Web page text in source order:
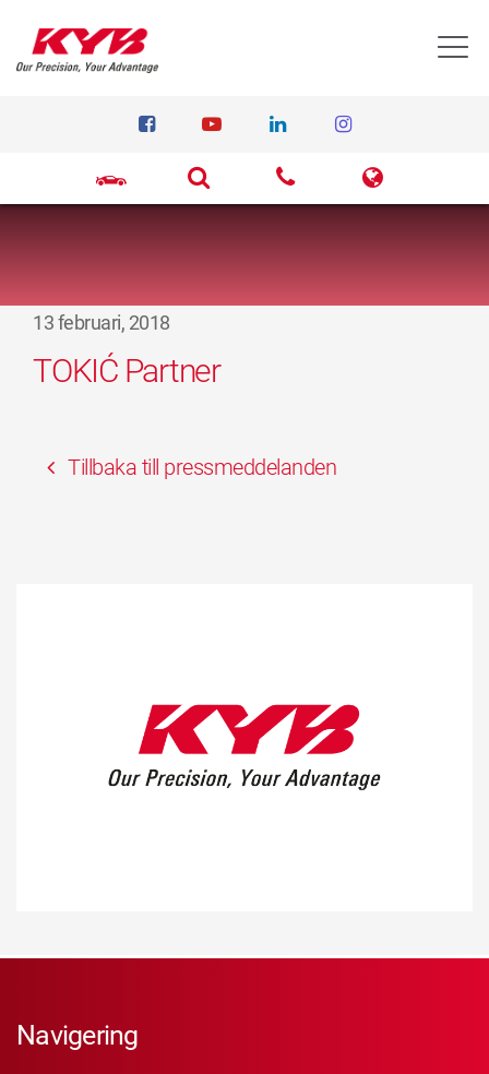
13 februari, 2018
TOKIĆ Partner
Tillbaka till pressmeddelanden
Navigering